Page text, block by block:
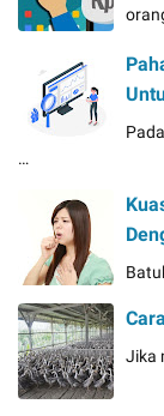
…
Jika